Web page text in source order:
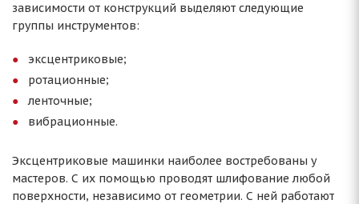
зависимости от конструкций выделяют следующие
группы инструментов:
эксцентриковые;
ротационные;
ленточные;
вибрационные.
Эксцентриковые машинки наиболее востребованы у
мастеров. С их помощью проводят шлифование любой
поверхности, независимо от геометрии. С ней работают